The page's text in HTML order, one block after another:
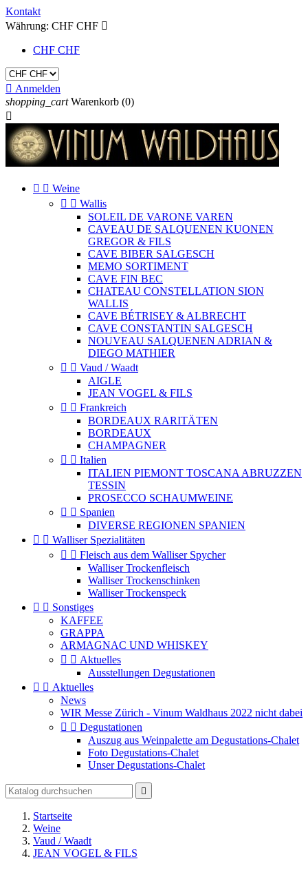
Kontakt
Währung: CHF CHF 
CHF CHF
 Anmelden
shopping_cart Warenkorb (0)

  Weine
  Wallis
SOLEIL DE VARONE VAREN
CAVEAU DE SALQUENEN KUONEN
GREGOR & FILS
CAVE BIBER SALGESCH
MEMO SORTIMENT
CAVE FIN BEC
CHATEAU CONSTELLATION SION
WALLIS
CAVE BÉTRISEY & ALBRECHT
CAVE CONSTANTIN SALGESCH
NOUVEAU SALQUENEN ADRIAN &
DIEGO MATHIER
  Vaud / Waadt
AIGLE
JEAN VOGEL & FILS
  Frankreich
BORDEAUX RARITÄTEN
BORDEAUX
CHAMPAGNER
  Italien
ITALIEN PIEMONT TOSCANA ABRUZZEN
TESSIN
PROSECCO SCHAUMWEINE
  Spanien
DIVERSE REGIONEN SPANIEN
  Walliser Spezialitäten
  Fleisch aus dem Walliser Spycher
Walliser Trockenfleisch
Walliser Trockenschinken
Walliser Trockenspeck
  Sonstiges
KAFFEE
GRAPPA
ARMAGNAC UND WHISKEY
  Aktuelles
Ausstellungen Degustationen
  Aktuelles
News
WIR Messe Zürich - Vinum Waldhaus 2022 nicht dabei
  Degustationen
Auszug aus Weinpalette am Degustations-Chalet
Foto Degustations-Chalet
Unser Degustations-Chalet

Startseite
Weine
Vaud / Waadt
JEAN VOGEL & FILS